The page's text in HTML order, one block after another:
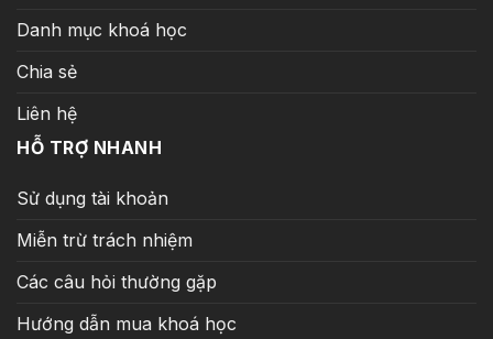
Danh mục khoá học
Chia sẻ
Liên hệ
HỖ TRỢ NHANH
Sử dụng tài khoản
Miễn trừ trách nhiệm
Các câu hỏi thường gặp
Hướng dẫn mua khoá học